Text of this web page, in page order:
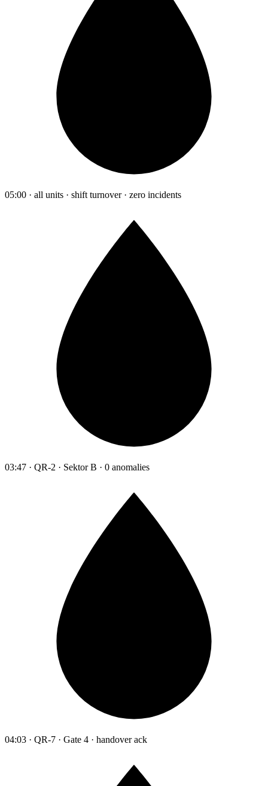
05:00 · all units · shift turnover · zero incidents
03:47 · QR-2 · Sektor B · 0 anomalies
04:03 · QR-7 · Gate 4 · handover ack